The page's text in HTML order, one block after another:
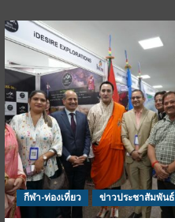
กีฬา-ท่องเที่ยว ข่าวประชาสัมพันธ์